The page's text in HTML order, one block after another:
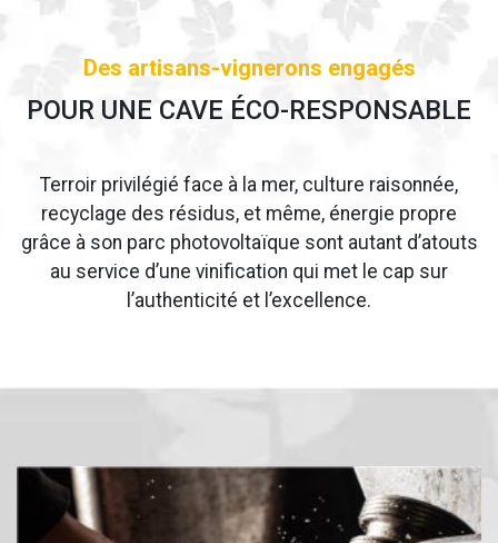
Des artisans-vignerons engagés
POUR UNE CAVE ÉCO-RESPONSABLE
Terroir privilégié face à la mer, culture raisonnée,
recyclage des résidus, et même, énergie propre
grâce à son parc photovoltaïque sont autant d’atouts
au service d’une vinification qui met le cap sur
l’authenticité et l’excellence.